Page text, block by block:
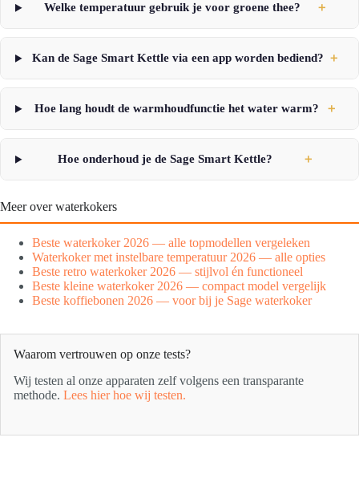
Welke temperatuur gebruik je voor groene thee? ＋
Kan de Sage Smart Kettle via een app worden bediend? ＋
Hoe lang houdt de warmhoudfunctie het water warm? ＋
Hoe onderhoud je de Sage Smart Kettle? ＋
Meer over waterkokers
Beste waterkoker 2026 — alle topmodellen vergeleken
Waterkoker met instelbare temperatuur 2026 — alle opties
Beste retro waterkoker 2026 — stijlvol én functioneel
Beste kleine waterkoker 2026 — compact model vergelijk
Beste koffiebonen 2026 — voor bij je Sage waterkoker
Waarom vertrouwen op onze tests?
Wij testen al onze apparaten zelf volgens een transparante
methode. Lees hier hoe wij testen.